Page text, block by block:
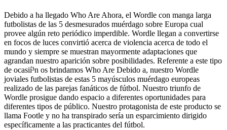
Debido a ha llegado Who Are Ahora, el Wordle con manga larga
futbolistas de las 5 desmesurados muérdago sobre Europa cual
provee algún reto periódico imperdible. Wordle llegan a convertirse
en focos de luces convirtió acerca de violencia acerca de todo el
mundo y siempre se muestran mayormente adaptaciones que
agrandan nuestro aparición sobre posibilidades. Referente a este tipo
de ocasií³n os brindamos Who Are Debido a, nuestro Wordle
joviales futbolistas de estas 5 mayúsculos muérdago europeas
realizado de las parejas fanáticos de fútbol. Nuestro triunfo de
Wordle prosigue dando espacio a diferentes oportunidades para
diferentes tipos de público. Nuestro protagonista de este producto se
llama Footle y no ha transpirado serí­a un esparcimiento dirigido
específicamente a las practicantes del fútbol.